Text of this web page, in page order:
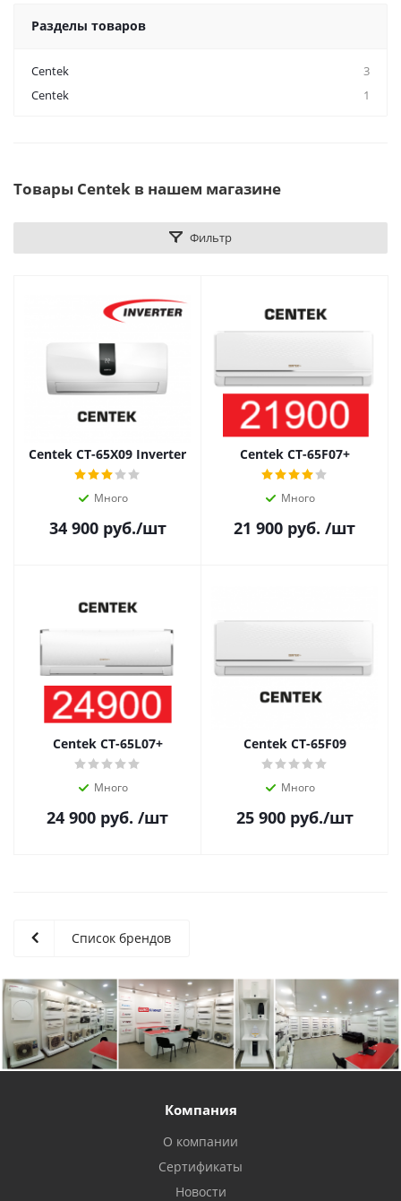
Разделы товаров
Centek
3
Centek
1
Товары Centek в нашем магазине
Фильтр
Centek CT-65X09 Inverter
Много
34 900руб./шт
Centek CT-65F07+
Много
21 900 руб. /шт
Centek CT-65L07+
Много
24 900 руб. /шт
Centek CT-65F09
Много
25 900руб./шт
Список брендов
Компания
О компании
Сертификаты
Новости